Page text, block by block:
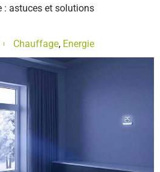
astuces et solutions
Chauffage, Energie